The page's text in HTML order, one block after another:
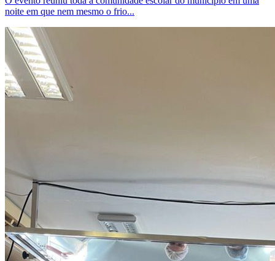
noite em que nem mesmo o frio...